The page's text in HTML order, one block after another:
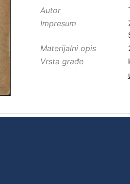
Autor
Impresum
Materijalni opis
Vrsta građe